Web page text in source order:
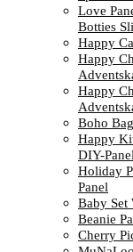
Love
Botties
Happy
Happy
Happy
Boho
Happy
DIY-Panel
Holiday
Panel
Baby Set
Beanie
Cherry